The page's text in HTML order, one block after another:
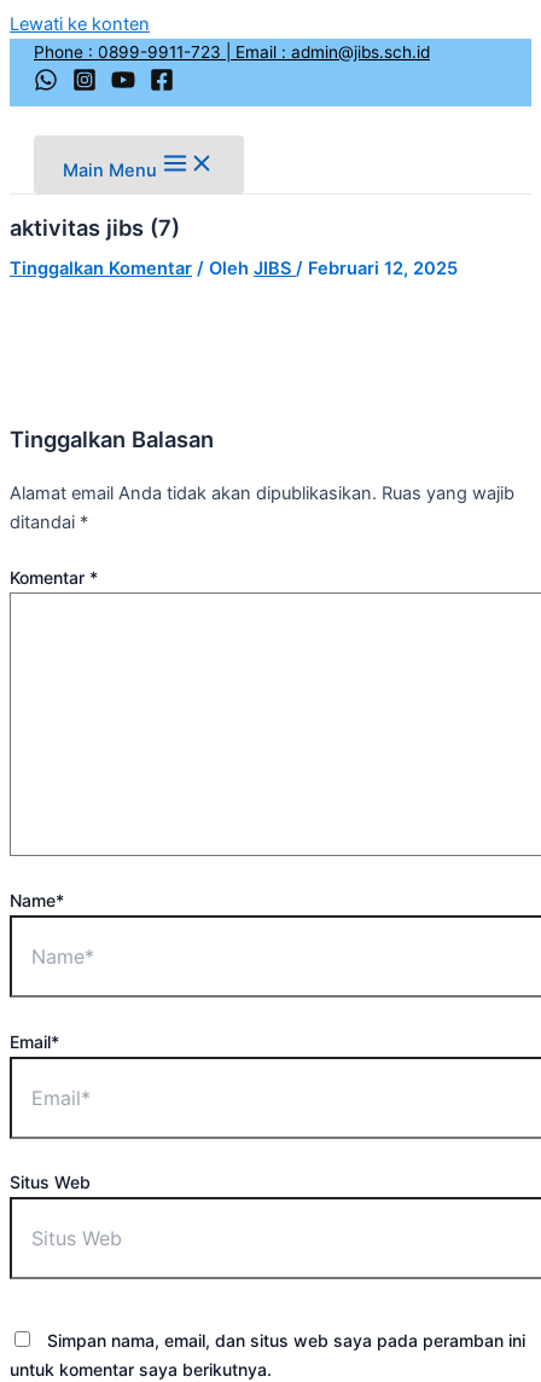
Lewati ke konten
Phone : 0899-9911-723 | Email : admin@jibs.sch.id
Main Menu
aktivitas jibs (7)
Tinggalkan Komentar / Oleh JIBS / Februari 12, 2025
Tinggalkan Balasan
Alamat email Anda tidak akan dipublikasikan. Ruas yang wajib
ditandai *
Komentar *
Name*
Email*
Situs Web
Simpan nama, email, dan situs web saya pada peramban ini
untuk komentar saya berikutnya.